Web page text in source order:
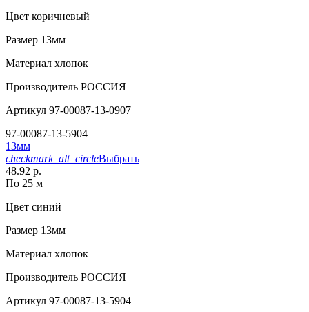
Цвет коричневый
Размер 13мм
Материал хлопок
Производитель РОССИЯ
Артикул 97-00087-13-0907
97-00087-13-5904
13мм
checkmark_alt_circleВыбрать
48.92 р.
По 25 м
Цвет синий
Размер 13мм
Материал хлопок
Производитель РОССИЯ
Артикул 97-00087-13-5904